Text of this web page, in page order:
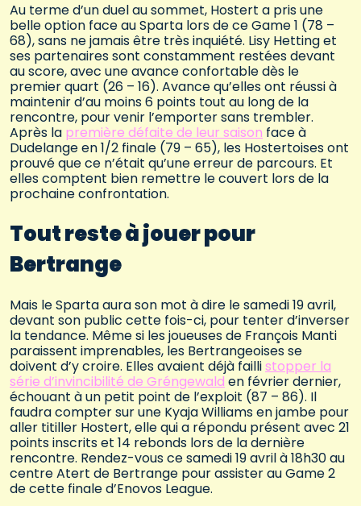
Au terme d’un duel au sommet, Hostert a pris une
belle option face au Sparta lors de ce Game 1 (78 –
68), sans ne jamais être très inquiété. Lisy Hetting et
ses partenaires sont constamment restées devant
au score, avec une avance confortable dès le
premier quart (26 – 16). Avance qu’elles ont réussi à
maintenir d’au moins 6 points tout au long de la
rencontre, pour venir l’emporter sans trembler.
Après la première défaite de leur saison face à
Dudelange en 1/2 finale (79 – 65), les Hostertoises ont
prouvé que ce n’était qu’une erreur de parcours. Et
elles comptent bien remettre le couvert lors de la
prochaine confrontation.
Tout reste à jouer pour
Bertrange
Mais le Sparta aura son mot à dire le samedi 19 avril,
devant son public cette fois-ci, pour tenter d’inverser
la tendance. Même si les joueuses de François Manti
paraissent imprenables, les Bertrangeoises se
doivent d’y croire. Elles avaient déjà faillistopper la
série d’invincibilité de Gréngewald en février dernier,
échouant à un petit point de l’exploit (87 – 86). Il
faudra compter sur une Kyaja Williams en jambe pour
aller titiller Hostert, elle qui a répondu présent avec 21
points inscrits et 14 rebonds lors de la dernière
rencontre. Rendez-vous ce samedi 19 avril à 18h30 au
centre Atert de Bertrange pour assister au Game 2
de cette finale d’Enovos League.